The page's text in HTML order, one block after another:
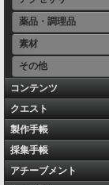
薬品・調理品
素材
その他
コンテンツ
クエスト
製作手帳
採集手帳
アチーブメント